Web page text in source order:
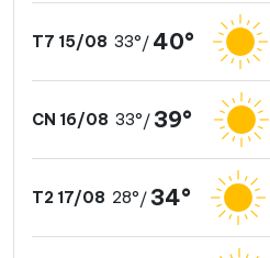
T7 15/08 33°/ 40°
CN 16/08 33°/ 39°
T2 17/08 28°/ 34°